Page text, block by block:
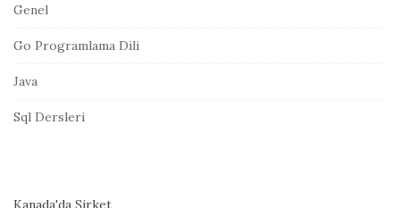
Genel
Go Programlama Dili
Java
Sql Dersleri
Kanada'da Şirket